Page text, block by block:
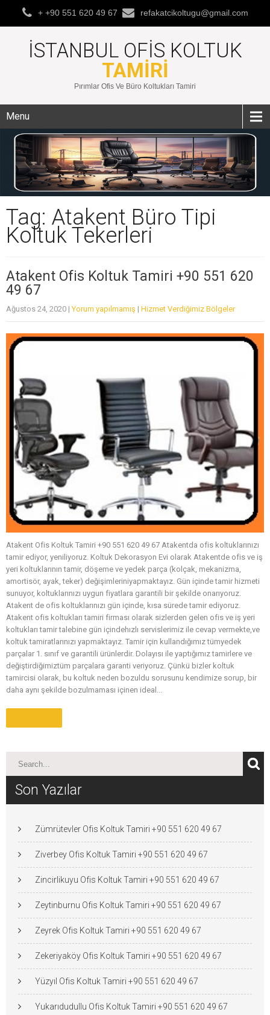
+ +90 551 620 49 67 refakatcikoltugu@gmail.com
İSTANBUL OFIS KOLTUK
TAMIRI
Pırımlar Ofis Ve Büro Koltukları Tamiri
Menu
Tag: Atakent Büro Tipi
Koltuk Tekerleri
Atakent Ofis Koltuk Tamiri +90 551 620
49 67
Ağustos 24, 2020 |Yorum yapılmamış | Hizmet Verdiğimiz Bölgeler
Atakent Ofis Koltuk Tamiri +90 551 620 49 67 Atakentda ofis koltuklarınızı
tamir ediyor, yeniliyoruz. Koltuk Dekorasyon Evi olarak Atakentde ofis ve iş
yeri koltuklarının tamir, döşeme ve yedek parça (kolçak, mekanizma,
amortisör, ayak, teker) değişimleriniyapmaktayız. Gün içinde tamir hizmeti
sunuyor, koltuklarınızı uygun fiyatlara garantili bir şekilde onarıyoruz.
Atakent de ofis koltuklarınızı gün içinde, kısa sürede tamir ediyoruz.
Atakent ofis koltukları tamiri firması olarak sizlerden gelen ofis ve iş yeri
koltukları tamir talebine gün içindehızlı servislerimiz ile cevap vermekte,ve
koltuk tamiratlarınızı yapmaktayız. Tamir için kullandığımız tümyedek
parçalar 1. sınıf ve garantili ürünlerdir. Dolayısı ile yaptığımız tamirlere ve
değiştirdiğimiztüm parçalara garanti veriyoruz. Çünkü bizler koltuk
tamircisi olarak, bu koltuk neden bozuldu sorusunu kendimize sorup, bir
daha aynı şekilde bozulmaması içinen ideal...
Son Yazılar
Zümrütevler Ofis Koltuk Tamiri +90 551 620 49 67
Ziverbey Ofis Koltuk Tamiri +90 551 620 49 67
Zincirlikuyu Ofis Koltuk Tamiri +90 551 620 49 67
Zeytinburnu Ofis Koltuk Tamiri +90 551 620 49 67
Zeyrek Ofis Koltuk Tamiri +90 551 620 49 67
Zekeriyaköy Ofis Koltuk Tamiri +90 551 620 49 67
Yüzyıl Ofis Koltuk Tamiri +90 551 620 49 67
Yukarıdudullu Ofis Koltuk Tamiri +90 551 620 49 67